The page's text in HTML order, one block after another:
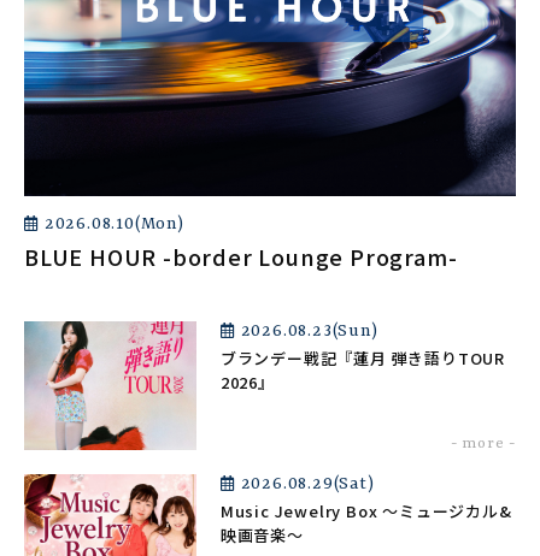
2026.08.10(Mon)
BLUE HOUR -border Lounge Program-
2026.08.23(Sun)
ブランデー戦記『蓮月 弾き語りTOUR
2026』
2026.08.29(Sat)
Music Jewelry Box ～ミュージカル&
映画音楽～